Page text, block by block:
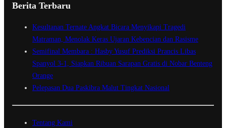
Berita Terbaru
Kesultanan Ternate Angkat Bicara Menyikapi Tragedi
Matraman, Menolak Keras Ujaran Kebencian dan Rasisme
Semifinal Membara : Hasby Yusuf Prediksi Prancis Libas
Spanyol 3-1, Siapkan Ribuan Sarapan Gratis di Nobar Benteng
Orange
Pelepasan Dua Paskibra Malut Tingkat Nasional
Tentang Kami